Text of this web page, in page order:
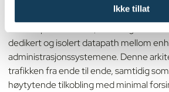
Ikke tillat
For å møte disse kravene
Com4s private APN-, VPN- og SIM-
dedikert og isolert datapath mellom
administrasjonssystemene. Denne
trafikken fra ende til ende, samtidig
høytytende tilkobling med minimal